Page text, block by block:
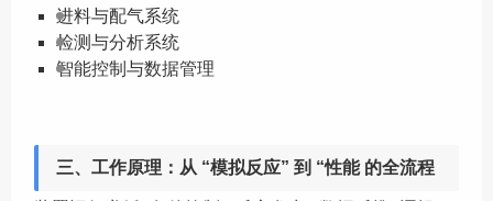
进料与配气系统
检测与分析系统
智能控制与数据管理
三、工作原理：从 “模拟反应” 到 “性能 的全流程